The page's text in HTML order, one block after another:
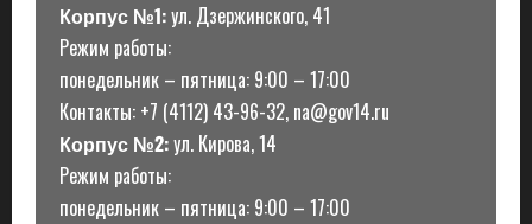
Корпус №1:ул. Дзержинского, 41
Режим работы:
понедельник – пятница: 9:00 – 17:00
Контакты: +7 (4112) 43-96-32, na@gov14.ru
Корпус №2:ул. Кирова, 14
Режим работы:
понедельник – пятница: 9:00 – 17:00